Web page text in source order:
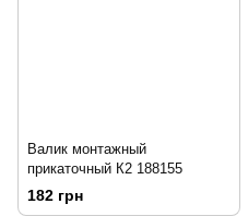
Валик монтажный
прикаточный К2 188155
182 грн